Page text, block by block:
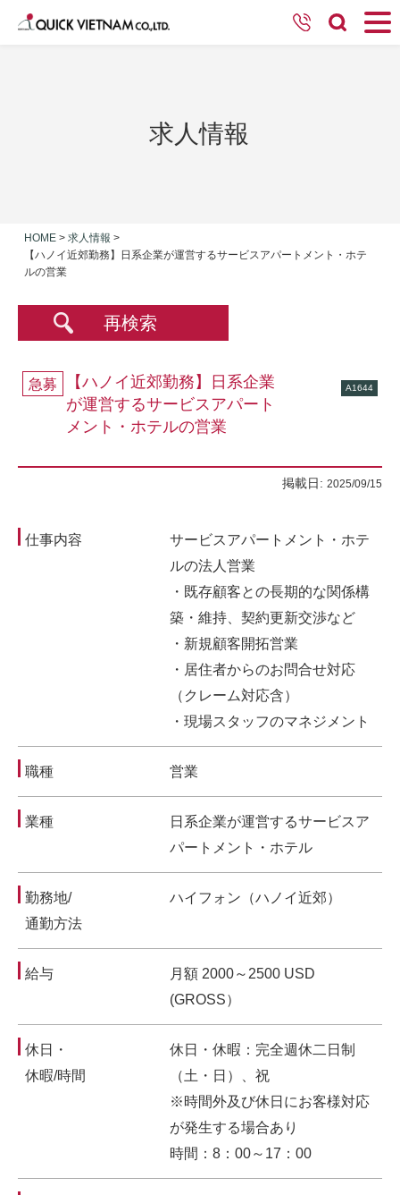
求人情報
HOME > 求人情報 >
【ハノイ近郊勤務】日系企業が運営するサービスアパートメント・ホテ
ルの営業
再検索
急募
【ハノイ近郊勤務】日系企業
が運営するサービスアパート
メント・ホテルの営業
A1644
掲載日: 2025/09/15
仕事内容
サービスアパートメント・ホテ
ルの法人営業
・既存顧客との長期的な関係構
築・維持、契約更新交渉など
・新規顧客開拓営業
・居住者からのお問合せ対応
（クレーム対応含）
・現場スタッフのマネジメント
職種 営業
業種
日系企業が運営するサービスア
パートメント・ホテル
勤務地/
通勤方法
ハイフォン（ハノイ近郊）
給与
月額 2000～2500 USD
(GROSS）
休日・
休暇/時間
休日・休暇：完全週休二日制
（土・日）、祝
※時間外及び休日にお客様対応
が発生する場合あり
時間：8：00～17：00